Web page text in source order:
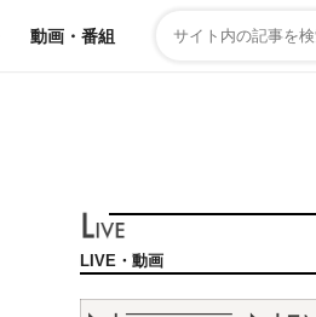
動画・番組
LIVE・動画